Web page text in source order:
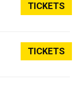
TICKETS
TICKETS